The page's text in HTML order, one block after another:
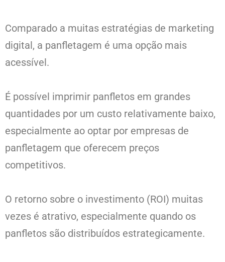
Comparado a muitas estratégias de marketing
digital, a panfletagem é uma opção mais
acessível.
É possível imprimir panfletos em grandes
quantidades por um custo relativamente baixo,
especialmente ao optar por empresas de
panfletagem que oferecem preços
competitivos.
O retorno sobre o investimento (ROI) muitas
vezes é atrativo, especialmente quando os
panfletos são distribuídos estrategicamente.